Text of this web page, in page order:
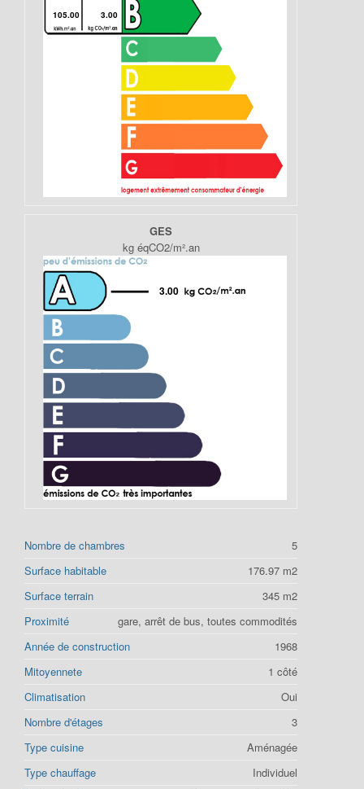
105.00 3.00
GES
kg éqCO2/m².an
3.00
Nombre de chambres
5
Surface habitable
176.97 m2
Surface terrain
345 m2
Proximité
gare, arrêt de bus, toutes commodités
Année de construction
1968
Mitoyennete
1 côté
Climatisation
Oui
Nombre d'étages
3
Type cuisine
Aménagée
Type chauffage
Individuel